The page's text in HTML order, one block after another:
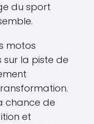
du sport
motos
sur la piste de
chance de
et